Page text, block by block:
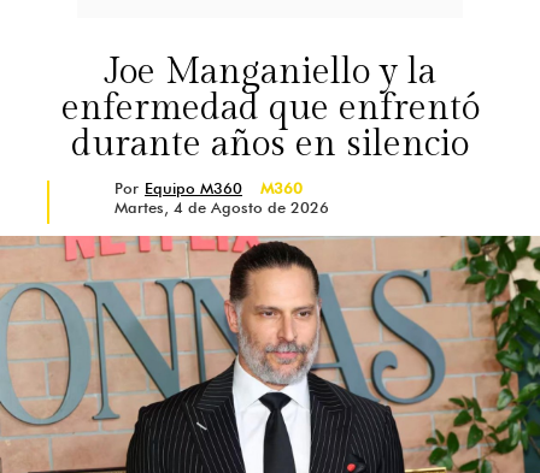
Joe Manganiello y la
enfermedad que enfrentó
durante años en silencio
Por Equipo M360
M360
Martes, 4 de Agosto de 2026